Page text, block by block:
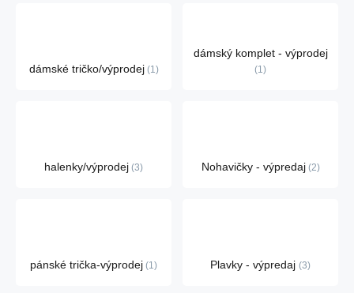
dámské tričko/výprodej 1
dámský komplet - výprodej
1
halenky/výprodej 3 Nohavičky - výpredaj 2
pánské trička-výprodej 1 Plavky - výpredaj 3